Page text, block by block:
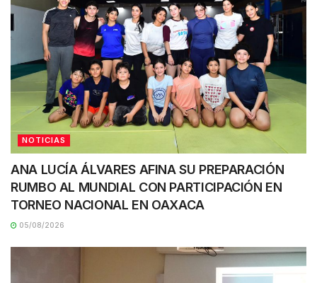
NOTICIAS
ANA LUCÍA ÁLVARES AFINA SU PREPARACIÓN
RUMBO AL MUNDIAL CON PARTICIPACIÓN EN
TORNEO NACIONAL EN OAXACA
05/08/2026